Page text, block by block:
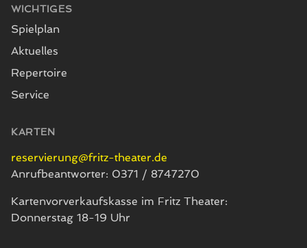
WICHTIGES
Spielplan
Aktuelles
Repertoire
Service
KARTEN
reservierung@fritz-theater.de
Anrufbeantworter: 0371 / 8747270
Kartenvorverkaufskasse im Fritz Theater:
Donnerstag 18-19 Uhr